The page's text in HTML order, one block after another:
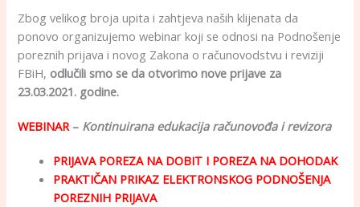
Zbog velikog broja upita i zahtjeva naših klijenata da
ponovo organizujemo webinar koji se odnosi na Podnošenje
poreznih prijava i novog Zakona o računovodstvu i reviziji
FBiH, odlučili smo se da otvorimo nove prijave za
23.03.2021. godine.
WEBINAR – Kontinuirana edukacija računovođa i revizora
PRIJAVA POREZA NA DOBIT I POREZA NA DOHODAK
PRAKTIČAN PRIKAZ ELEKTRONSKOG PODNOŠENJA
POREZNIH PRIJAVA